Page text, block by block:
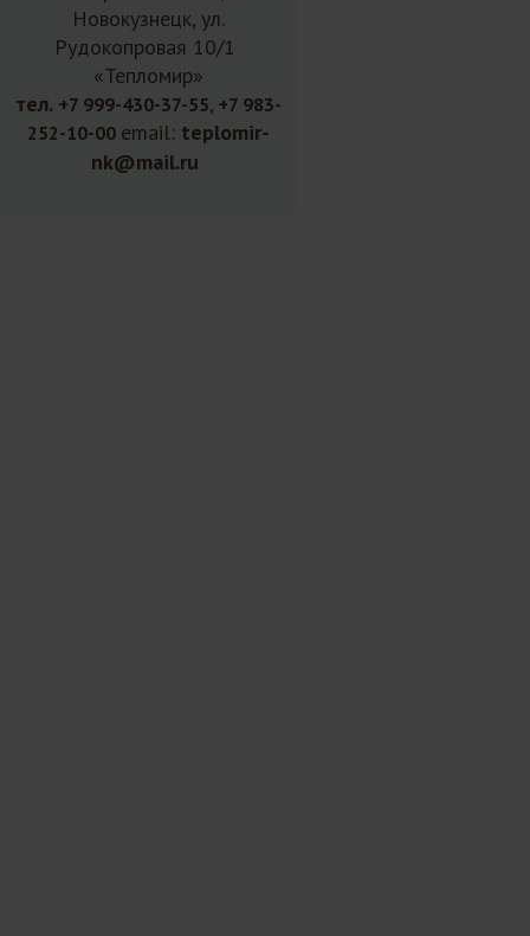
Новокузнецк, ул.
Рудокопровая 10/1
«Тепломир»
тел. +7 999-430-37-55, +7 983-
252-10-00 email: teplomir-
nk@mail.ru